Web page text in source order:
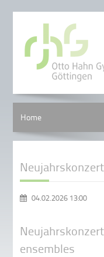
Home
04.02.2026 13:00
ensembles